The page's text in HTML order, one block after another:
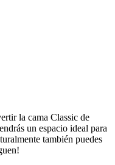
la cama Classic de
un espacio ideal para
también puedes